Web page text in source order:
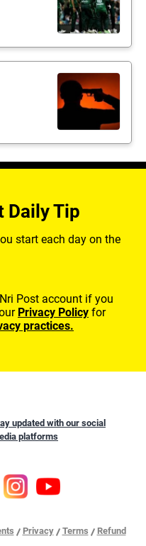
Daily Tip
start each day on the
Post account if you
Privacy Policy for
practices.
updated with our social
platforms
Privacy Terms Refund